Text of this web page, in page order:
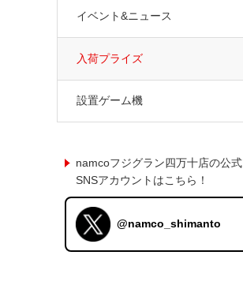
イベント&ニュース
入荷プライズ
設置ゲーム機
namcoフジグラン四万十店の公式
SNSアカウントはこちら！
@namco_shimanto